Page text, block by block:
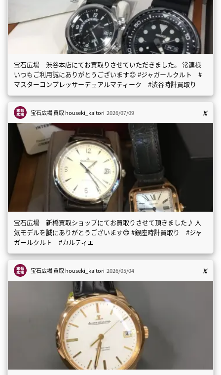
宝石広場 渋谷本店にてお買取りさせていただきました。 常連様
いつもご利用誠にありがとうございます😊 #ジャガールクルト #
マスターコンプレッサーデュアルマティーク #渋谷時計買取り
宝石広場 買取houseki_kaitori 2026/07/09
宝石広場 新橋買取ショップにてお買取りさせて頂きました♪ 人
気モデルを誠にありがとうございます😊 #銀座時計買取り #ジャ
ガールクルト #カルティエ
宝石広場 買取houseki_kaitori 2026/05/04